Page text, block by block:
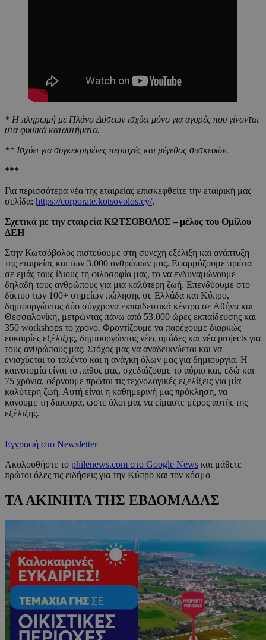
* Η πληρωμή με Πλάνο Δόσεων ισχύει μόνο για αγορές που γίνονται
στα φυσικά καταστήματα.
** Ισχύει για συγκεκριμένες περιοχές και μέγεθος συσκευών.
***
Για περισσότερα νέα της εταιρείας επισκεφθείτε την εταιρική μας
σελίδα: https://corporate.kotsovolos.cy/.
Σχετικά με την εταιρεία ΚΩΤΣΟΒΟΛΟΣ – μέλος του Ομίλου
ΔΕΗ
Στην Κωτσόβολος πιστεύουμε στη συνεχή εξέλιξη και ανάπτυξη
της εταιρείας και των 3.000 ανθρώπων μας. Εφαρμόζουμε πρώτα
σε εμάς τους ίδιους τη φιλοσοφία μας, το να ενδυναμώνουμε
δηλαδή τους ανθρώπους για μια καλύτερη ζωή. Επενδύουμε στο
δίκτυο των 100+ σημείων πώλησης σε Ελλάδα και Κύπρο,
δημιουργώντας δύο σύγχρονα εκπαιδευτικά κέντρα σε Αθήνα και
Θεσσαλονίκη, μετρώντας πάνω από 53.000 ώρες εκπαίδευσης και
350 workshops το χρόνο. Φροντίζουμε να παρέχουμε διαρκώς
ευκαιρίες εξέλιξης, δημιουργώντας νέες ομάδες και νέα projects για
τους ανθρώπους μας. Στόχος μας να αναδεικνύεται και να
ενισχύεται το ταλέντο και η ανάγκη όλων μας για δημιουργία. Η
καινοτομία είναι το πάθος μας, σχεδιάζουμε το αύριο και, εδώ και
75 χρόνια, φέρνουμε πρώτοι τις τεχνολογικές εξελίξεις για μία
καλύτερη ζωή. Αυτή είναι η καθημερινή μας πρόκληση, να
κάνουμε τη διαφορά, ώστε όλοι μας να είμαστε μέρος αυτής της
εξέλιξης.
Εγγραφή στο Newsletter
Ακολουθήστε το philenews.com στο Google News και μάθετε
πρώτοι όλες τις ειδήσεις για την Κύπρο και τον κόσμο
ΤΑ ΑΚΙΝΗΤΑ ΤΗΣ ΕΒΔΟΜΑΔΑΣ